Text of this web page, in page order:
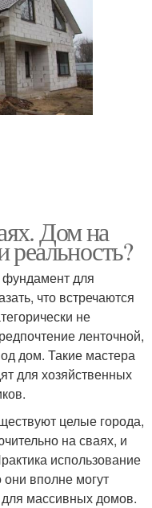
Дом на
реальность?
для
что встречаются
не
ленточной,
дом. Такие мастера
для хозяйственных
целые города,
на сваях, и
использование
вполне могут
массивных домов.